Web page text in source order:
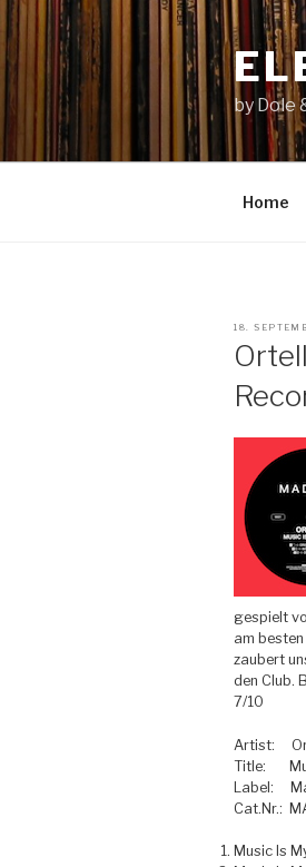
springen
by Dole
Home
18.
gespielt
am
zaubert
den Club.
7/10
Artist:
Title:
Label:
Cat.Nr.:
Music Is